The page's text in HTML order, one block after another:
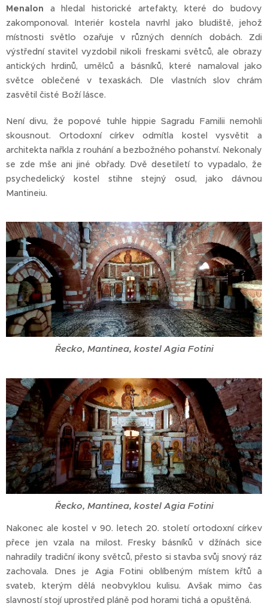
Menalon a hledal historické artefakty, které do budovy
zakomponoval. Interiér kostela navrhl jako bludiště, jehož
místnosti světlo ozařuje v různých denních dobách. Zdi
výstřední stavitel vyzdobil nikoli freskami světců, ale obrazy
antických hrdinů, umělců a básníků, které namaloval jako
světce oblečené v texaskách. Dle vlastních slov chrám
zasvětil čisté Boží lásce.
Není divu, že popové tuhle hippie Sagradu Familii nemohli
skousnout. Ortodoxní církev odmítla kostel vysvětit a
architekta nařkla z rouhání a bezbožného pohanství. Nekonaly
se zde mše ani jiné obřady. Dvě desetiletí to vypadalo, že
psychedelický kostel stihne stejný osud, jako dávnou
Mantineiu.
Řecko, Mantinea, kostel Agia Fotini
Řecko, Mantinea, kostel Agia Fotini
Nakonec ale kostel v 90. letech 20. století ortodoxní církev
přece jen vzala na milost. Fresky básníků v džínách sice
nahradily tradiční ikony světců, přesto si stavba svůj snový ráz
zachovala. Dnes je Agia Fotini oblíbeným místem křtů a
svateb, kterým dělá neobvyklou kulisu. Avšak mimo čas
slavností stojí uprostřed pláně pod horami tichá a opuštěná.